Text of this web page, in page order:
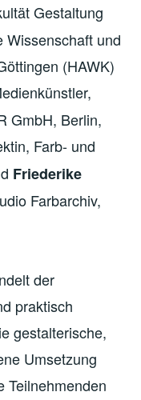
Gestaltung
Wissenschaft und
(HAWK)
GmbH, Berlin,
Farb- und
Friederike
Farbarchiv,
der
praktisch
gestalterische,
Umsetzung
Teilnehmenden